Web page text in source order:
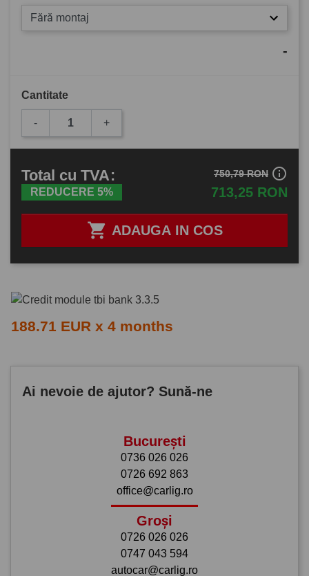
Fără montaj
-
Cantitate
- +
 ADAUGA IN COS
Total cu TVA:
REDUCERE 5% 713,25 RON
750,79 RON info_outline
188.71 EUR x 4 months
Ai nevoie de ajutor? Sună-ne
București
0736 026 026
0726 692 863
office@carlig.ro
Groși
0726 026 026
0747 043 594
autocar@carlig.ro